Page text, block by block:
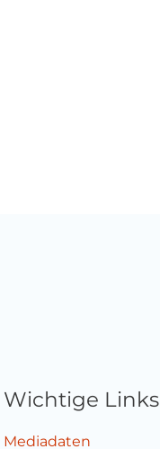
Wichtige Links
Mediadaten